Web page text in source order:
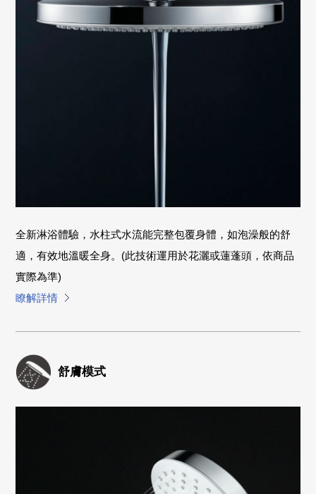
全新淋浴體驗，水柱式水流能完整包覆身體，如泡澡般的舒
適，有效地溫暖全身。(此技術運用於花灑或蓮蓬頭，依商品
實際為準)
瞭解詳情
舒膚模式